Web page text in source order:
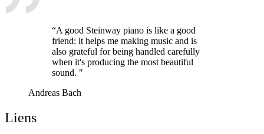
“A good Steinway piano is like a good
friend: it helps me making music and is
also grateful for being handled carefully
when it's producing the most beautiful
sound. "
Andreas Bach
Liens